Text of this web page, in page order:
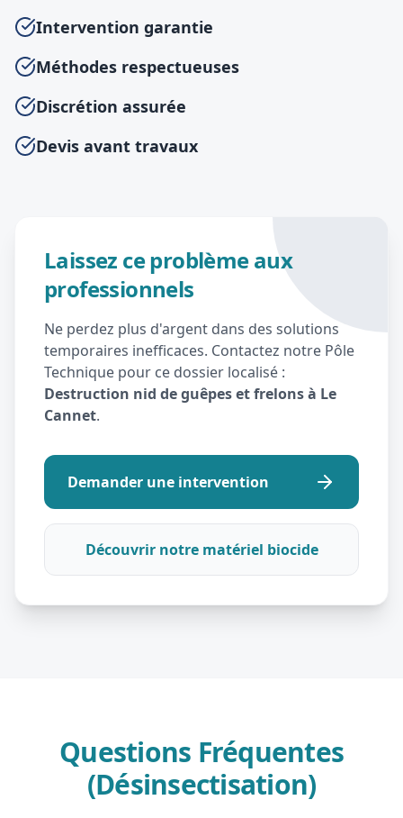
Intervention garantie
Méthodes respectueuses
Discrétion assurée
Devis avant travaux
Laissez ce problème aux
professionnels
Ne perdez plus d'argent dans des solutions
temporaires inefficaces. Contactez notre Pôle
Technique pour ce dossier localisé :
Destruction nid de guêpes et frelons à Le
Cannet.
Demander une intervention
Découvrir notre matériel biocide
Questions Fréquentes
(Désinsectisation)